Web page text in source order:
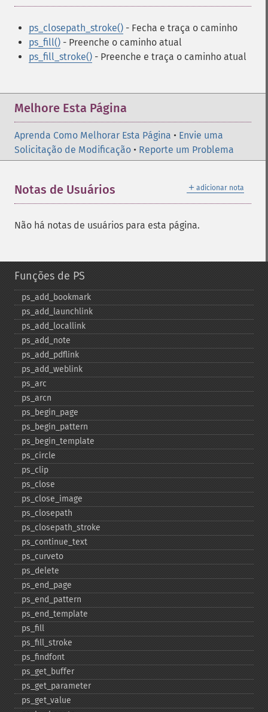
ps_closepath_stroke() - Fecha e traça o caminho
ps_fill() - Preenche o caminho atual
ps_fill_stroke() - Preenche e traça o caminho atual
Melhore Esta Página
Aprenda Como Melhorar Esta Página • Envie uma
Solicitação de Modificação • Reporte um Problema
＋ adicionar nota
Notas de Usuários
Não há notas de usuários para esta página.
Funções de PS
ps_​add_​bookmark
ps_​add_​launchlink
ps_​add_​locallink
ps_​add_​note
ps_​add_​pdflink
ps_​add_​weblink
ps_​arc
ps_​arcn
ps_​begin_​page
ps_​begin_​pattern
ps_​begin_​template
ps_​circle
ps_​clip
ps_​close
ps_​close_​image
ps_​closepath
ps_​closepath_​stroke
ps_​continue_​text
ps_​curveto
ps_​delete
ps_​end_​page
ps_​end_​pattern
ps_​end_​template
ps_​fill
ps_​fill_​stroke
ps_​findfont
ps_​get_​buffer
ps_​get_​parameter
ps_​get_​value